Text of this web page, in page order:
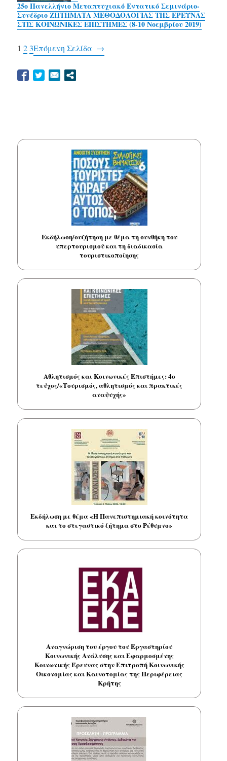
25ο Πανελλήνιο Μεταπτυχιακό Εντατικό Σεμινάριο-
Συνέδριο ΖΗΤΗΜΑΤΑ ΜΕΘΟΔΟΛΟΓΙΑΣ ΤΗΣ ΕΡΕΥΝΑΣ
ΣΤΙΣ ΚΟΙΝΩΝΙΚΕΣ ΕΠΙΣΤΗΜΕΣ (8-10 Νοεμβρίου 2019)
1 2 3Επόμενη Σελίδα →
Εκδήλωση/συζήτηση με θέμα τη συνθήκη του
υπερτουρισμού και τη διαδικασία
τουριστικοποίησης
Αθλητισμός και Κοινωνικές Επιστήμες: 4ο
τεύχος/«Τουρισμός, αθλητισμός και πρακτικές
αναψυχής»
Εκδήλωση με θέμα «Η Πανεπιστημιακή κοινότητα
και το στεγαστικό ζήτημα στο Ρέθυμνο»
Αναγνώριση του έργου του Εργαστηρίου
Κοινωνικής Ανάλυσης και Εφαρμοσμένης
Κοινωνικής Έρευνας στην Επιτροπή Κοινωνικής
Οικονομίας και Καινοτομίας της Περιφέρειας
Κρήτης